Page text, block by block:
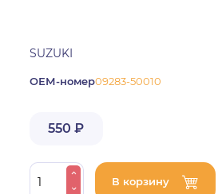
SUZUKI
ОЕМ-номер09283-50010
550 ₽
В корзину